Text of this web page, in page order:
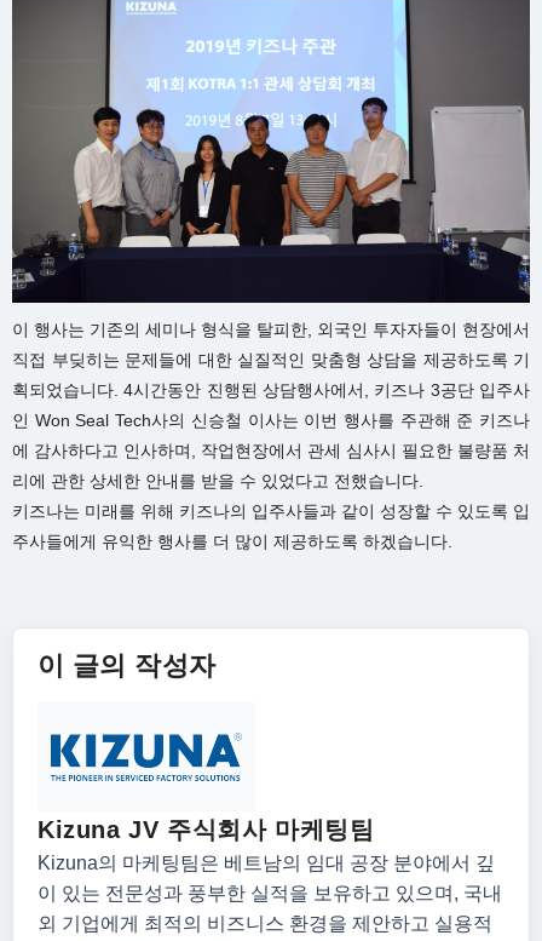
이 행사는 기존의 세미나 형식을 탈피한, 외국인 투자자들이 현장에서
직접 부딪히는 문제들에 대한 실질적인 맞춤형 상담을 제공하도록 기
획되었습니다. 4시간동안 진행된 상담행사에서, 키즈나 3공단 입주사
인 Won Seal Tech사의 신승철 이사는 이번 행사를 주관해 준 키즈나
에 감사하다고 인사하며, 작업현장에서 관세 심사시 필요한 불량품 처
리에 관한 상세한 안내를 받을 수 있었다고 전했습니다.
키즈나는 미래를 위해 키즈나의 입주사들과 같이 성장할 수 있도록 입
주사들에게 유익한 행사를 더 많이 제공하도록 하겠습니다.
이 글의 작성자
Kizuna JV 주식회사 마케팅팀
Kizuna의 마케팅팀은 베트남의 임대 공장 분야에서 깊
이 있는 전문성과 풍부한 실적을 보유하고 있으며, 국내
외 기업에게 최적의 비즈니스 환경을 제안하고 실용적